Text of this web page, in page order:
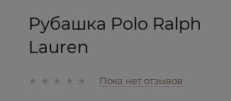
Рубашка Polo Ralph
Lauren
Пока нет отзывов